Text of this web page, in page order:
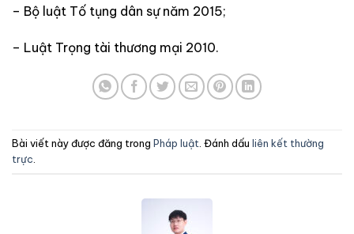
– Bộ luật Tố tụng dân sự năm 2015;
– Luật Trọng tài thương mại 2010.
Bài viết này được đăng trong Pháp luật . Đánh dấu liên kết thường
trực